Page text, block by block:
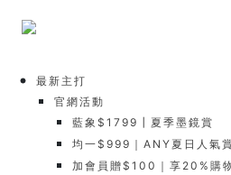
最新主打
官網活動
藍象$1799┃夏季墨鏡賞
均一$999｜ANY夏日人氣
加會員贈$100｜享20%購